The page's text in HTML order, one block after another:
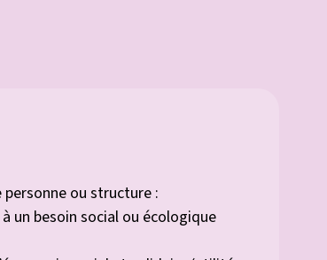
personne ou structure :
un besoin social ou écologique